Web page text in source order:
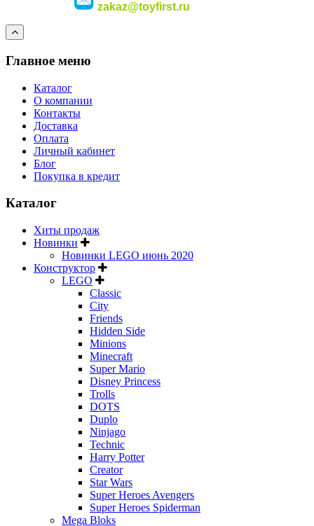
zakaz@toyfirst.ru
Главное меню
Каталог
О компании
Контакты
Доставка
Оплата
Личный кабинет
Блог
Покупка в кредит
Каталог
Хиты продаж
Новинки
Новинки LEGO июнь 2020
Конструктор
LEGO
Classic
City
Friends
Hidden Side
Minions
Minecraft
Super Mario
Disney Princess
Trolls
DOTS
Duplo
Ninjago
Technic
Harry Potter
Creator
Star Wars
Super Heroes Avengers
Super Heroes Spiderman
Mega Bloks